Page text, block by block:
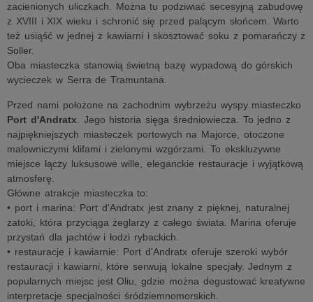
zacienionych uliczkach. Można tu podziwiać secesyjną zabudowę
z XVIII i XIX wieku i schronić się przed palącym słońcem. Warto
też usiąść w jednej z kawiarni i skosztować soku z pomarańczy z
Soller.
Oba miasteczka stanowią świetną bazę wypadową do górskich
wycieczek w Serra de Tramuntana.
Przed nami położone na zachodnim wybrzeżu wyspy miasteczko
Port d'Andratx . Jego historia sięga średniowiecza. To jedno z
najpiękniejszych miasteczek portowych na Majorce, otoczone
malowniczymi klifami i zielonymi wzgórzami. To ekskluzywne
miejsce łączy luksusowe wille, eleganckie restauracje i wyjątkową
atmosferę.
Główne atrakcje miasteczka to:
• port i marina: Port d'Andratx jest znany z pięknej, naturalnej
zatoki, która przyciąga żeglarzy z całego świata. Marina oferuje
przystań dla jachtów i łodzi rybackich.
• restauracje i kawiarnie: Port d'Andratx oferuje szeroki wybór
restauracji i kawiarni, które serwują lokalne specjały. Jednym z
popularnych miejsc jest Oliu, gdzie można degustować kreatywne
interpretacje specjalności śródziemnomorskich.